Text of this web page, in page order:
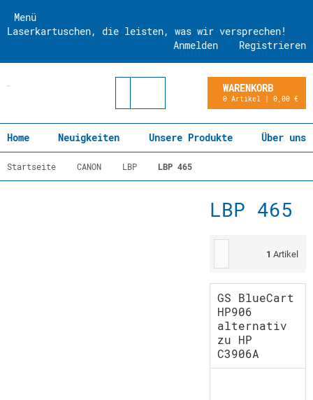
Menü
Laserkartuschen, die leisten, was wir versprechen!
Registrieren
Anmelden
WARENKORB
0 Artikel | 0,00 €
Home Neuigkeiten Unsere Produkte Über uns
Startseite CANON LBP LBP 465
LBP 465
1 Artikel
GS BlueCart
HP906
alternativ
zu HP
C3906A